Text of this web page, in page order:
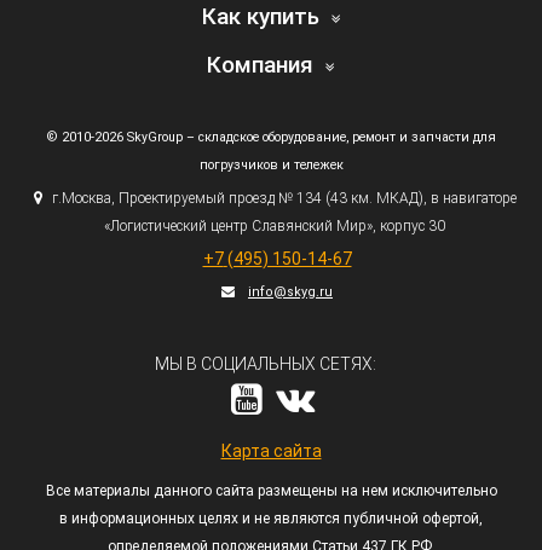
Как купить
Компания
© 2010-2026 SkyGroup – складское оборудование, ремонт и запчасти для
погрузчиков и тележек
г. Москва, Проектируемый проезд № 134 (43км. МКАД), в навигаторе
«Логистический центр Славянский Мир», корпус 30
+7 (495) 150-14-67
info@skyg.ru
МЫ В СОЦИАЛЬНЫХ СЕТЯХ:
Карта сайта
Все материалы данного сайта размещены на нем исключительно
в информационных целях и не являются публичной офертой,
определяемой положениями Статьи 437 ГК РФ.